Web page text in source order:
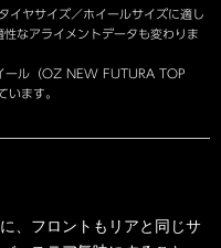
イヤサイズ／ホイールサイズに適し
なアライメントデータも変わりま
ール（OZ NEW FUTURA TOP
います。
、フロントもリアと同じサ